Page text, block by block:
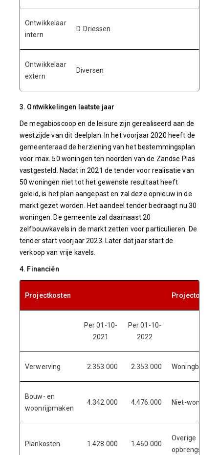
Ontwikkelaar
intern
D. Driessen
Ontwikkelaar
extern
Diversen
3. Ontwikkelingen laatste jaar
De megabioscoop en de leisure zijn gerealiseerd aan de
westzijde van dit deelplan. In het voorjaar 2020 heeft de
gemeenteraad de herziening van het bestemmingsplan
voor max. 50 woningen ten noorden van de Zandse Plas
vastgesteld. Nadat in 2021 de tender voor realisatie van
50 woningen niet tot het gewenste resultaat heeft
geleid, is het plan aangepast en zal deze opnieuw in de
markt gezet worden. Het aandeel tender bedraagt nu 30
woningen. De gemeente zal daarnaast 20
zelfbouwkavels in de markt zetten voor particulieren. De
tender start voorjaar 2023. Later dat jaar start de
verkoop van vrije kavels.
4. Financiën
Projectkosten
Per 01-10-
2021
Per 01-10-
2022
Verwerving 2.353.000 2.353.000 Woningbouw
Bouw- en
woonrijpmaken
4.342.000 4.476.000 Niet-
Plankosten 1.428.000 1.460.000
Overige
opbrengsten